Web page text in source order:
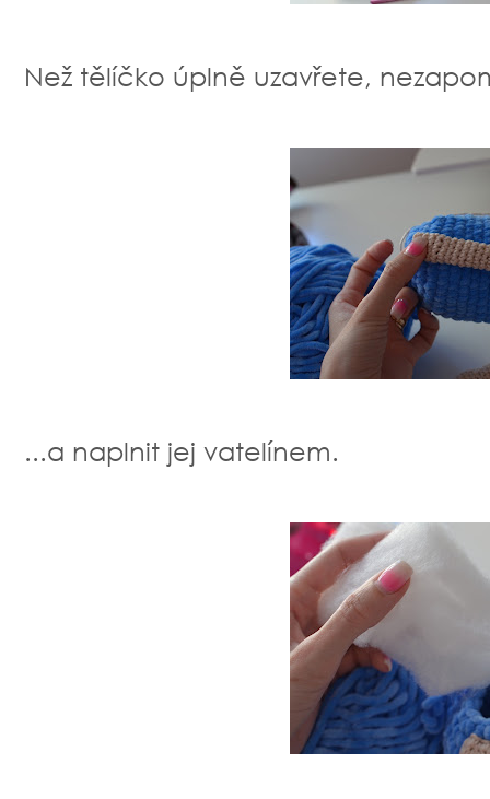
Než tělíčko úplně uzavřete,
...a naplnit jej vatelínem.